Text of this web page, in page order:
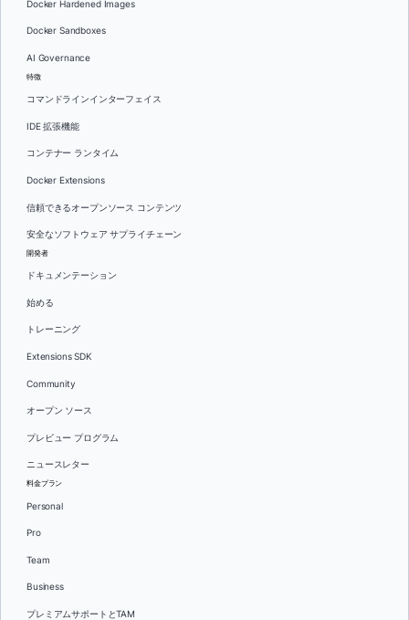
Docker Hardened Images
Docker Sandboxes
AI Governance
特徴
コマンドラインインターフェイス
IDE 拡張機能
コンテナー ランタイム
Docker Extensions
信頼できるオープンソース コンテンツ
安全なソフトウェア サプライチェーン
開発者
ドキュメンテーション
始める
トレーニング
Extensions SDK
Community
オープン ソース
プレビュー プログラム
ニュースレター
料金プラン
Personal
Pro
Team
Business
プレミアムサポートとTAM